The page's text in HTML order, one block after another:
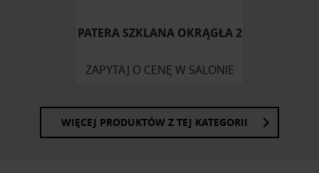
PATERA SZKLANA OKRĄGŁA 2
ZAPYTAJ O CENĘ W SALONIE
WIĘCEJ PRODUKTÓW Z TEJ KATEGORII